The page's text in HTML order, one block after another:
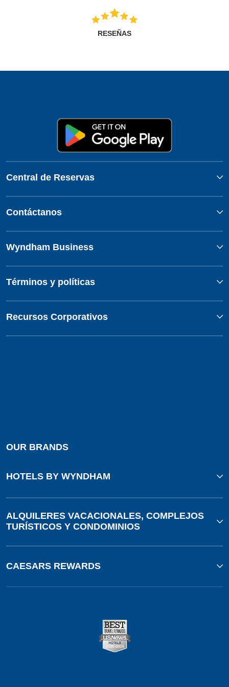
RESEÑAS
Central de Reservas
Contáctanos
Wyndham Business
Términos y políticas
Recursos Corporativos
OUR BRANDS
HOTELS BY WYNDHAM
ALQUILERES VACACIONALES, COMPLEJOS
TURÍSTICOS Y CONDOMINIOS
CAESARS REWARDS